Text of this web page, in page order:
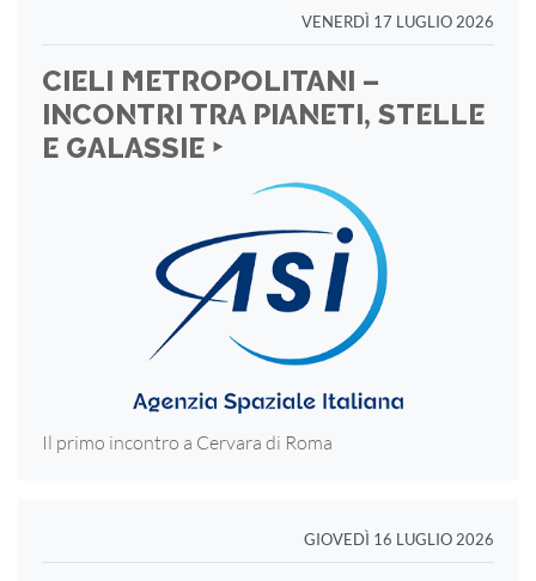
VENERDÌ 17 LUGLIO 2026
CIELI METROPOLITANI –
INCONTRI TRA PIANETI, STELLE
E GALASSIE ‣
Il primo incontro a Cervara di Roma
GIOVEDÌ 16 LUGLIO 2026